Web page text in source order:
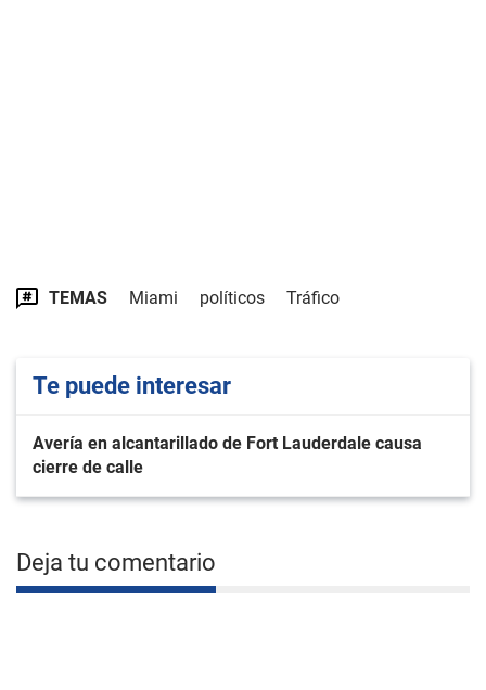
TEMAS Miami políticos Tráfico
Te puede interesar
Avería en alcantarillado de Fort Lauderdale causa
cierre de calle
Deja tu comentario